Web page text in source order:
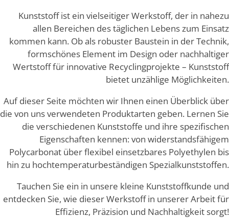
Kunststoff ist ein vielseitiger Werkstoff, der in nahezu
allen Bereichen des täglichen Lebens zum Einsatz
kommen kann. Ob als robuster Baustein in der Technik,
formschönes Element im Design oder nachhaltiger
Wertstoff für innovative Recyclingprojekte – Kunststoff
bietet unzählige Möglichkeiten.
Auf dieser Seite möchten wir Ihnen einen Überblick über
die von uns verwendeten Produktarten geben. Lernen Sie
die verschiedenen Kunststoffe und ihre spezifischen
Eigenschaften kennen: von widerstandsfähigem
Polycarbonat über flexibel einsetzbares Polyethylen bis
hin zu hochtemperaturbeständigen Spezialkunststoffen.
Tauchen Sie ein in unsere kleine Kunststoffkunde und
entdecken Sie, wie dieser Werkstoff in unserer Arbeit für
Effizienz, Präzision und Nachhaltigkeit sorgt!